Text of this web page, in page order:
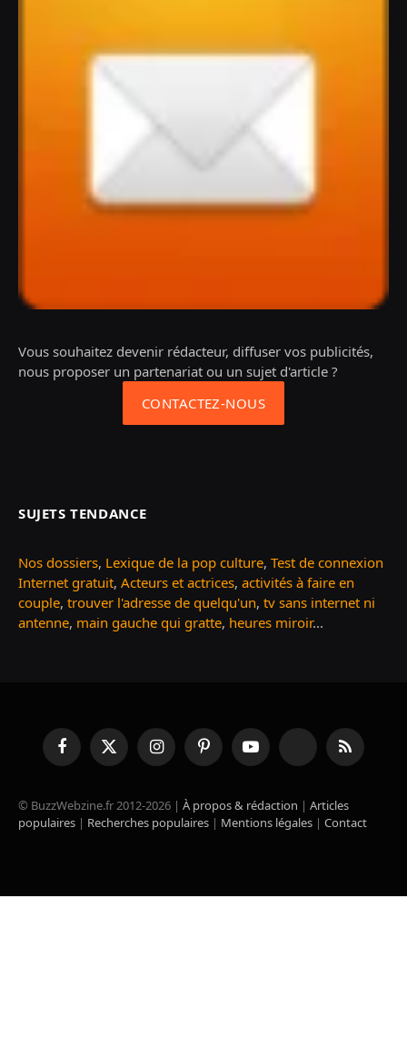
Vous souhaitez devenir rédacteur, diffuser vos publicités,
nous proposer un partenariat ou un sujet d'article ?
CONTACTEZ-NOUS
SUJETS TENDANCE
Nos dossiers, Lexique de la pop culture, Test de connexion
Internet gratuit, Acteurs et actrices, activités à faire en
couple, trouver l'adresse de quelqu'un, tv sans internet ni
antenne, main gauche qui gratte, heures miroir...
FacebookX
(Twitter)
InstagramPinterestYouTube TikTok RSS
© BuzzWebzine.fr 2012-2026 | À propos & rédaction | Articles
populaires | Recherches populaires | Mentions légales | Contact